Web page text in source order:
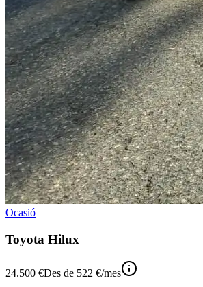
Ocasió
Toyota Hilux
24.500 €Des de 522 €/mes